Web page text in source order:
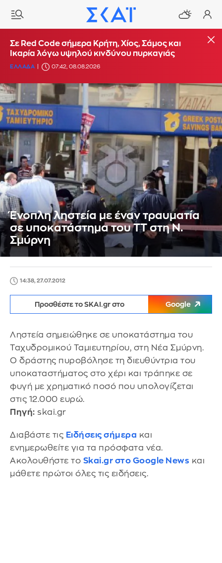
Σε Red Code σήμερα Κρήτη, Χίος, Σάμος και
Ικαρία λόγω υψηλού κινδύνου πυρκαγιάς
ΕΛΛΑΔΑ 07:42, 08.08.2026
Ένοπλη ληστεία με έναν τραυματία
σε υποκατάστημα του ΤΤ στη Ν.
Σμύρνη
14:38, 27.07.2012
Προσθέστε το SKAI.gr στο Google
Ληστεία σημειώθηκε σε υποκατάστημα του
Ταχυδρομικού Ταμιευτηρίου, στη Νέα Σμύρνη.
Ο δράστης πυροβόλησε τη διευθύντρια του
υποκαταστήματος στο χέρι και τράπηκε σε
φυγή με χρηματικό ποσό που υπολογίζεται
στις 12.000 ευρώ.
Πηγή: skai.gr
Διαβάστε τις Ειδήσεις σήμερα και
ενημερωθείτε για τα πρόσφατα νέα.
Ακολουθήστε το Skai.gr στο Google News και
μάθετε πρώτοι όλες τις ειδήσεις.